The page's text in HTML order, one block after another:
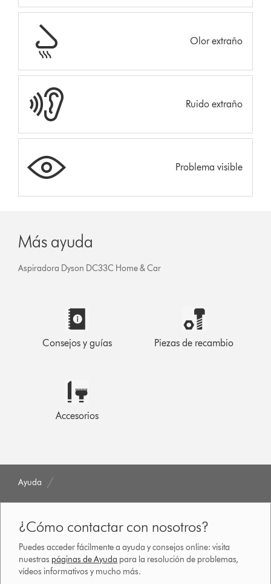
Olor extraño
Ruido extraño
Problema visible
Más ayuda
Aspiradora Dyson DC33C Home & Car
Consejos y guías Piezas de recambio
Accesorios
Ayuda
¿Cómo contactar con nosotros?
Puedes acceder fácilmente a ayuda y consejos online: visita
nuestras páginas de Ayuda para la resolución de problemas,
vídeos informativos y mucho más.